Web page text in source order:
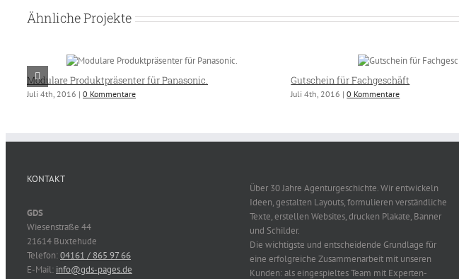
Ähnliche Projekte
Modulare Produktpräsenter für Panasonic.
Juli 4th, 2016 | 0 Kommentare
Gutschein für Fachgeschäft
Juli 4th, 2016 | 0 Kommentare
KONTAKT
GDS
Wiesenstraße 44
21614 Buxtehude
Telefon:04161 / 865 97 66
E-Mail: info@gds-pages.de
Über 30 Jahre Agenturgeschichte. Wir entwickeln
Ideen, gestalten Layouts, formulieren verständliche
Texte, erstellen Websites, drucken Plakate, Banner
und Schilder.
Die wichtigste und entscheidende Grundlage für
eine erfolgreiche Zusammenarbeit mit unseren
Kunden: als eingespieltes Team mit Experten-